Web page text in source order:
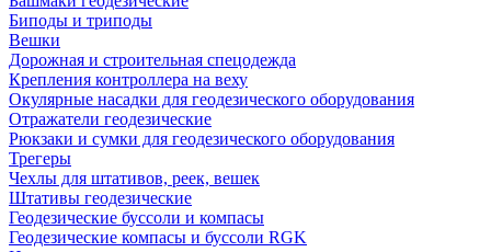
Биподы и триподы
Вешки
Дорожная и строительная спецодежда
Крепления контроллера на веху
Окулярные насадки для геодезического оборудования
Отражатели геодезические
Рюкзаки и сумки для геодезического оборудования
Трегеры
Чехлы для штативов, реек, вешек
Штативы геодезические
Геодезические буссоли и компасы
Геодезические компасы и буссоли RGK